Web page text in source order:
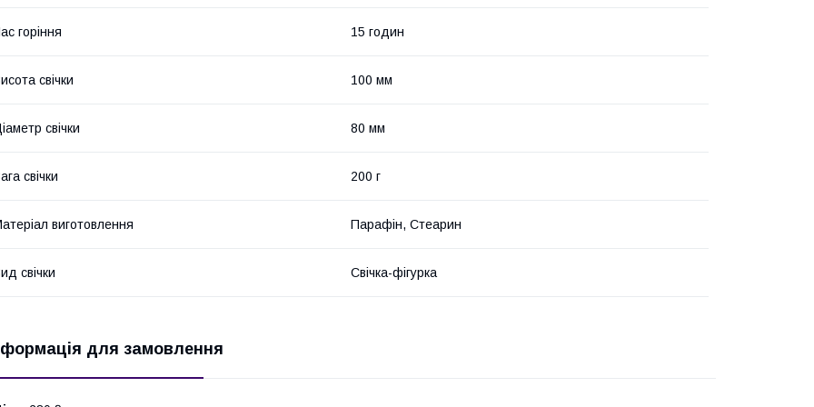
горіння 15 годин
свічки 100 мм
свічки 80 мм
свічки 200 г
виготовлення Парафін, Стеарин
свічки Свічка-фігурка
для замовлення